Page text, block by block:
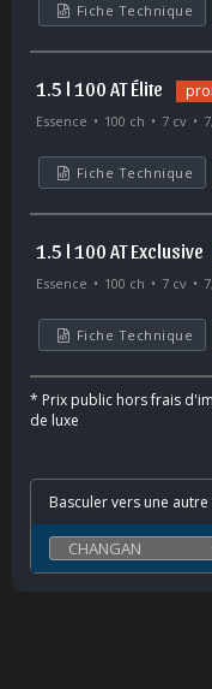
Fiche Technique
1.5 l 100 AT Élite
Essence 100 ch 7 cv
Fiche Technique
1.5 l 100 AT Exclusive
Essence 100 ch 7 cv
Fiche Technique
* Prix public hors frais
de luxe
Basculer vers une